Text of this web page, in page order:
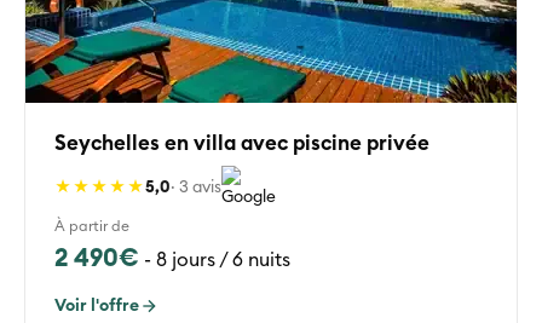
Seychelles en villa avec piscine privée
★★★★★5,0· 3 avis
À partir de
2 490€ - 8 jours / 6 nuits
Voir l'offre